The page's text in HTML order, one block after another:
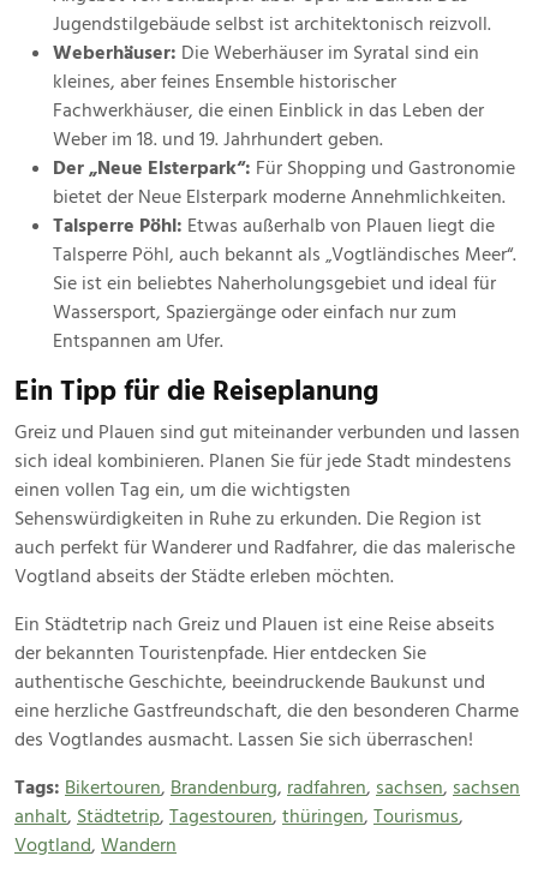
Jugendstilgebäude selbst ist architektonisch reizvoll.
Weberhäuser: Die Weberhäuser im Syratal sind ein
kleines, aber feines Ensemble historischer
Fachwerkhäuser, die einen Einblick in das Leben der
Weber im 18. und 19. Jahrhundert geben.
Der „Neue Elsterpark“: Für Shopping und Gastronomie
bietet der Neue Elsterpark moderne Annehmlichkeiten.
Talsperre Pöhl: Etwas außerhalb von Plauen liegt die
Talsperre Pöhl, auch bekannt als „Vogtländisches Meer“.
Sie ist ein beliebtes Naherholungsgebiet und ideal für
Wassersport, Spaziergänge oder einfach nur zum
Entspannen am Ufer.
Ein Tipp für die Reiseplanung
Greiz und Plauen sind gut miteinander verbunden und lassen
sich ideal kombinieren. Planen Sie für jede Stadt mindestens
einen vollen Tag ein, um die wichtigsten
Sehenswürdigkeiten in Ruhe zu erkunden. Die Region ist
auch perfekt für Wanderer und Radfahrer, die das malerische
Vogtland abseits der Städte erleben möchten.
Ein Städtetrip nach Greiz und Plauen ist eine Reise abseits
der bekannten Touristenpfade. Hier entdecken Sie
authentische Geschichte, beeindruckende Baukunst und
eine herzliche Gastfreundschaft, die den besonderen Charme
des Vogtlandes ausmacht. Lassen Sie sich überraschen!
Tags: Bikertouren, Brandenburg, radfahren, sachsen, sachsen
anhalt, Städtetrip, Tagestouren, thüringen, Tourismus,
Vogtland, Wandern